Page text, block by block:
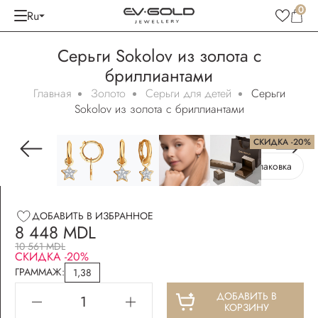
Ru 0
Серьги Sokolov из золота с
бриллиантами
Главная Золото Серьги для детей
Серьги
Sokolov из золота с бриллиантами
СКИДКА -20%
Бесплатная упаковка
ДОБАВИТЬ В ИЗБРАННОЕ
8 448 MDL
10 561 MDL
СКИДКА -20%
ГРАММАЖ:
1,38
ДОБАВИТЬ В
КОРЗИНУ